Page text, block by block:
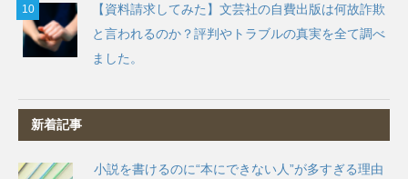
【資料請求してみた】文芸社の自費出版は何故詐欺
と言われるのか？評判やトラブルの真実を全て調べ
ました。
新着記事
小説を書けるのに“本にできない人”が多すぎる理由